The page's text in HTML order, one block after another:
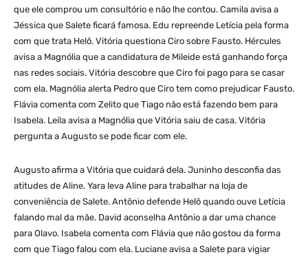
que ele comprou um consultório e não lhe contou. Camila avisa a
Jéssica que Salete ficará famosa. Edu repreende Letícia pela forma
com que trata Helô. Vitória questiona Ciro sobre Fausto. Hércules
avisa a Magnólia que a candidatura de Mileide está ganhando força
nas redes sociais. Vitória descobre que Ciro foi pago para se casar
com ela. Magnólia alerta Pedro que Ciro tem como prejudicar Fausto.
Flávia comenta com Zelito que Tiago não está fazendo bem para
Isabela. Leila avisa a Magnólia que Vitória saiu de casa. Vitória
pergunta a Augusto se pode ficar com ele.
Augusto afirma a Vitória que cuidará dela. Juninho desconfia das
atitudes de Aline. Yara leva Aline para trabalhar na loja de
conveniência de Salete. Antônio defende Helô quando ouve Letícia
falando mal da mãe. David aconselha Antônio a dar uma chance
para Olavo. Isabela comenta com Flávia que não gostou da forma
com que Tiago falou com ela. Luciane avisa a Salete para vigiar